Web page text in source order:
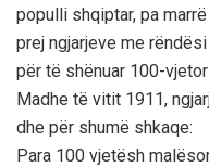
populli shqiptar, pa
prej ngjarjeve me
për të shënuar 100-
Madhe të vitit 1911,
dhe për shumë shkaqe:
Para 100 vjetësh